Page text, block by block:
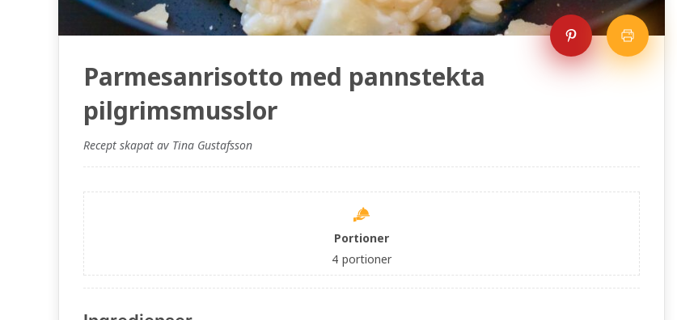
Parmesanrisotto med pannstekta
pilgrimsmusslor
Recept skapat av Tina Gustafsson
Portioner
4 portioner